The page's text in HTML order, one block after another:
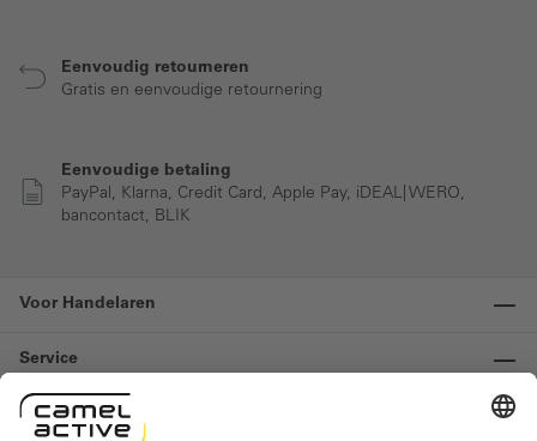
Eenvoudig retourneren
Gratis en eenvoudige retournering
Eenvoudige betaling
PayPal, Klarna, Credit Card, Apple Pay, iDEAL| WERO,
bancontact, BLIK
Voor Handelaren
Service
Informatie